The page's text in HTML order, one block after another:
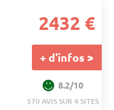
2432 €
+ d'infos >
8.2/10
570 AVIS SUR 4 SITES